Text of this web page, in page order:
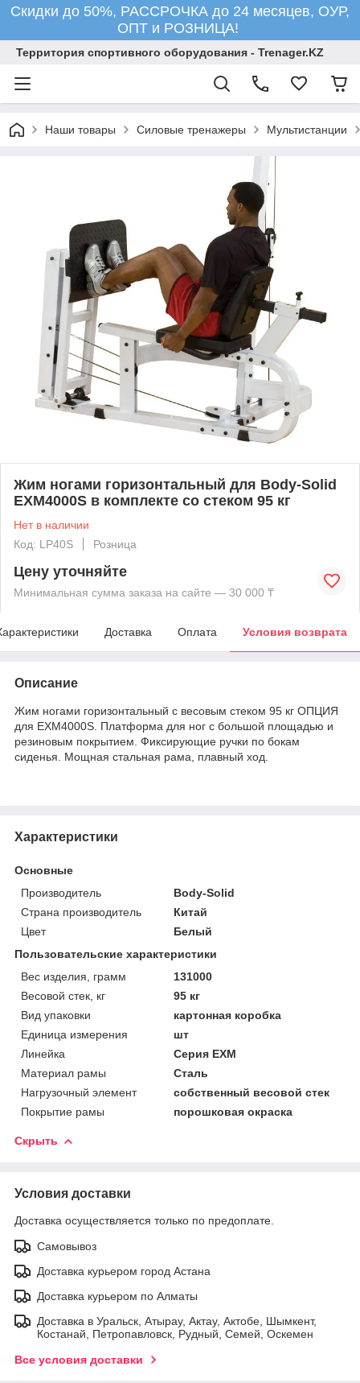
Скидки до 50%, РАССРОЧКА до 24 месяцев, ОУР,
ОПТ и РОЗНИЦА!
Территория спортивного оборудования - Trenager.KZ
Наши товары Силовые тренажеры Мультистанции
Жим ногами горизонтальный для Body-Solid
EXM4000S в комплекте со стеком 95 кг
Нет в наличии
Код: LP40S
Розница
Цену уточняйте
Минимальная сумма заказа на сайте — 30 000 ₸
Доставка Оплата Условия возврата
Описание
Жим ногами горизонтальный с весовым стеком 95 кг ОПЦИЯ
для EXM4000S. Платформа для ног с большой площадью и
резиновым покрытием. Фиксирующие ручки по бокам
сиденья. Мощная стальная рама, плавный ход.
Характеристики
Основные
Производитель
Body-Solid
Страна производитель
Китай
Цвет
Белый
Пользовательские характеристики
Вес изделия, грамм
131000
Весовой стек, кг
95 кг
Вид упаковки
картонная коробка
Единица измерения
шт
Линейка
Серия EXM
Материал рамы
Сталь
Нагрузочный элемент
собственный весовой стек
Покрытие рамы
порошковая окраска
Скрыть
Условия доставки
Доставка осуществляется только по предоплате.
Самовывоз
Доставка курьером город Астана
Доставка курьером по Алматы
Доставка в Уральск, Атырау, Актау, Актобе, Шымкент,
Костанай, Петропавловск, Рудный, Семей, Оскемен
Все условия доставки